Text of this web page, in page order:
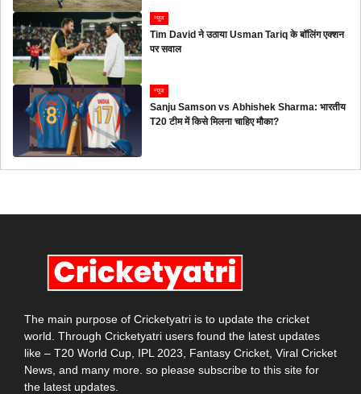
न्यूज
Tim David ने उठाया Usman Tariq के बॉलिंग एक्शन
पर सवाल
न्यूज
Sanju Samson vs Abhishek Sharma: भारतीय
T20 टीम में किसे मिलना चाहिए मौका?
The main purpose of Cricketyatri is to update the cricket
world. Through Cricketyatri users found the latest updates
like – T20 World Cup, IPL 2023, Fantasy Cricket, Viral Cricket
News, and many more. so please subscribe to this site for
the latest updates.